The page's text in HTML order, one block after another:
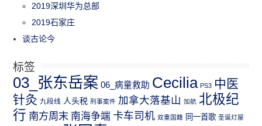
2019深圳华为总部
2019石家庄
谈古论今
标签
03_张东岳案 06_病童救助 Cecilia PS3 中医
针灸 九段线 人头税 刑事案件 加拿大落基山 加航 北极纪
行 南方周末 南海争端 卡车司机 双重国籍 同一首歌 圣诞灯屋